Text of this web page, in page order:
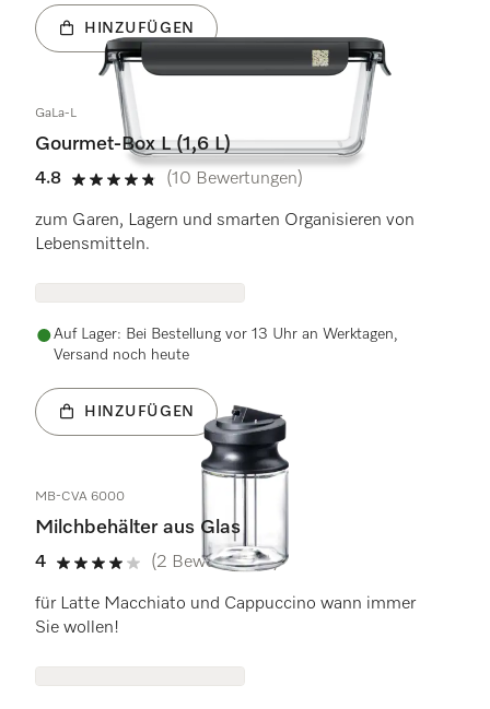
HINZUFÜGEN
GaLa-L
Gourmet-Box L (1,6 L)
4.8
4.8 Sterne von 5
(10 Bewertungen)
zum Garen, Lagern und smarten Organisieren von
Lebensmitteln.
Auf Lager: Bei Bestellung vor 13 Uhr an Werktagen,
Versand noch heute
HINZUFÜGEN
MB-CVA 6000
Milchbehälter aus Glas
4
4 Sterne von 5
(2 Bewertungen)
für Latte Macchiato und Cappuccino wann immer
Sie wollen!